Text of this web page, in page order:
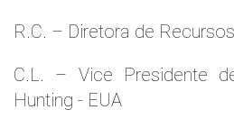
R.C. – Diretora de
C.L. – Vice Presidente
Hunting - EUA